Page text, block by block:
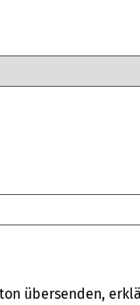
übersenden,